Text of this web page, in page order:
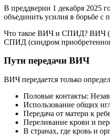
В преддверии 1 декабря 2025
объединить усилия в борьбе
Что такое ВИЧ и СПИД? ВИЧ
СПИД (синдром
Пути передачи ВИЧ
ВИЧ передается только
Половые контакты:
Использование общих
Передача от матери к
Переливание крови и
В странах, где кровь и